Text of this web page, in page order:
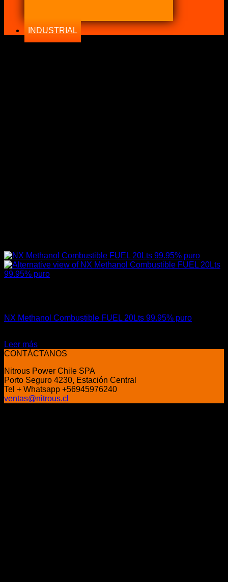
INDUSTRIAL
NX Methanol Combustible FUEL 20Lts 99.95% puro
precio
original
$77.500.
actual
$59.900.
Leer más
CONTÁCTANOS
Nitrous Power Chile SPA
Porto Seguro 4230, Estación Central
Tel + Whatsapp +56945976240
ventas@nitrous.cl